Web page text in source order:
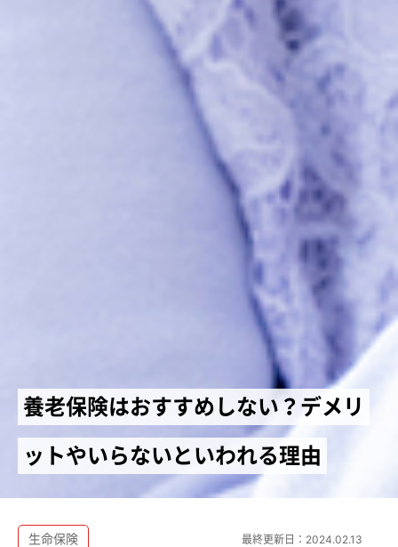
養老保険はおすすめしない？デメリ
ットやいらないといわれる理由
生命保険 最終更新日： 2024.02.13